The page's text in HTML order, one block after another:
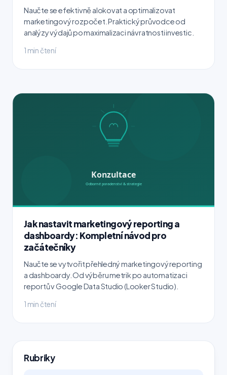
Naučte se efektivně alokovat a optimalizovat
marketingový rozpočet. Praktický průvodce od
analýzy výdajů po maximalizaci návratnosti investic.
1 min čtení
Jak nastavit marketingový reporting a
dashboardy: Kompletní návod pro
začátečníky
Naučte se vytvořit přehledný marketingový reporting
a dashboardy. Od výběru metrik po automatizaci
reportů v Google Data Studio (Looker Studio).
1 min čtení
Rubriky